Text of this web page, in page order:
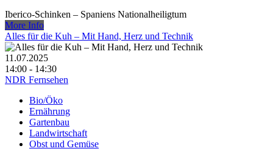
Iberico-Schinken – Spaniens Nationalheiligtum
More Info
Alles für die Kuh – Mit Hand, Herz und Technik
11.07.2025
14:00 - 14:30
NDR Fernsehen
Bio/Öko
Ernährung
Gartenbau
Landwirtschaft
Obst und Gemüse